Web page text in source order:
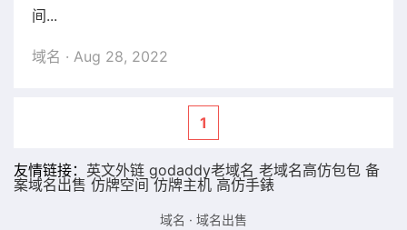
间...
域名 · Aug 28, 2022
1
友情链接： 英文外链 godaddy老域名 老域名高仿包包 备
案域名出售 仿牌空间 仿牌主机 高仿手錶
域名 · 域名出售